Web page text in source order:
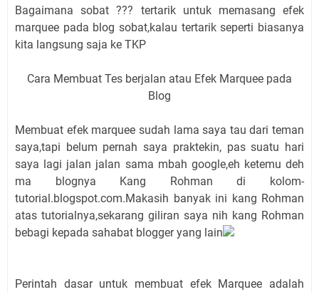
Bagaimana sobat ??? tertarik untuk memasang efek
marquee pada blog sobat,kalau tertarik seperti biasanya
kita langsung saja ke TKP
Cara Membuat Tes berjalan atau Efek Marquee pada
Blog
Membuat efek marquee sudah lama saya tau dari teman
saya,tapi belum pernah saya praktekin, pas suatu hari
saya lagi jalan jalan sama mbah google,eh ketemu deh
ma blognya Kang Rohman di kolom-
tutorial.blogspot.com.Makasih banyak ini kang Rohman
atas tutorialnya,sekarang giliran saya nih kang Rohman
bebagi kepada sahabat blogger yang lain
Perintah dasar untuk membuat efek Marquee adalah